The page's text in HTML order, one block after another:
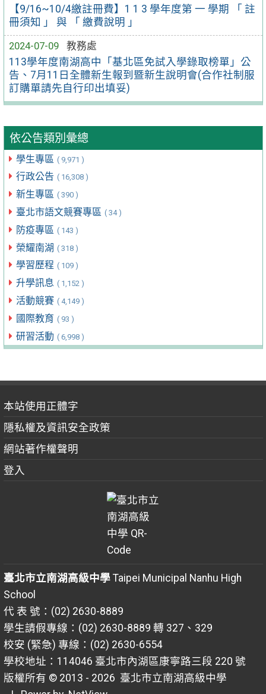
【9/16~10/4繳註冊費】1 1 3 學年度第 一 學期 「 註
冊須知 」 與 「 繳費說明 」
2024-07-09
教務處
113學年度南湖高中「基北區免試入學錄取榜單」公
告、7月11日全體新生報到暨新生說明會(合作社制服
訂購單請先自行印出填妥)
依公告類別彙總
學生專區 ( 9,971 )
行政公告 ( 16,308 )
新生專區 ( 390 )
臺北市語文競賽專區 ( 34 )
防疫專區 ( 143 )
榮耀南湖 ( 318 )
學習歷程 ( 109 )
升學訊息 ( 1,152 )
活動競賽 ( 4,149 )
國際教育 ( 93 )
研習活動 ( 6,998 )
本站使用正體字
隱私權及資訊安全政策
網站著作權聲明
登入
臺北市立南湖高級中學Taipei Municipal Nanhu High
School
代 表 號：(02) 2630-8889
學生請假專線：(02) 2630-8889 轉 327、329
校安 (緊急) 專線：(02) 2630-6554
學校地址：114046 臺北市內湖區康寧路三段 220 號
版權所有 © 2013 - 2026 臺北市立南湖高級中學